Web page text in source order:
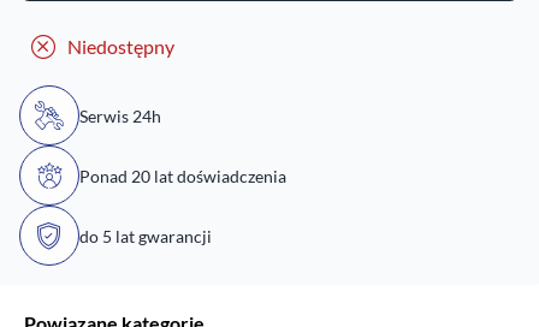
Niedostępny
Serwis 24h
Ponad 20 lat doświadczenia
do 5 lat gwarancji